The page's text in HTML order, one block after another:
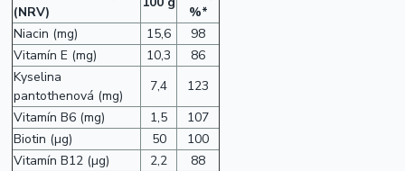
(NRV)
%*
Niacin (mg)
15,6
98
Vitamín E (mg)
10,3
86
Kyselina
pantothenová (mg)
7,4
123
Vitamín B6 (mg)
1,5
107
Biotin (µg)
50
100
Vitamín B12 (µg)
2,2
88